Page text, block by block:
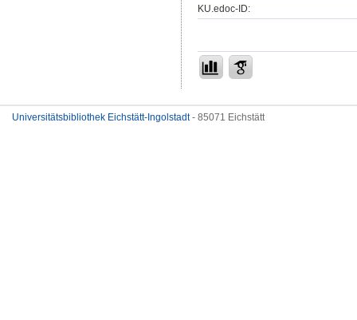
KU.edoc-ID:
Universitätsbibliothek Eichstätt-Ingolstadt- 85071 Eichstätt